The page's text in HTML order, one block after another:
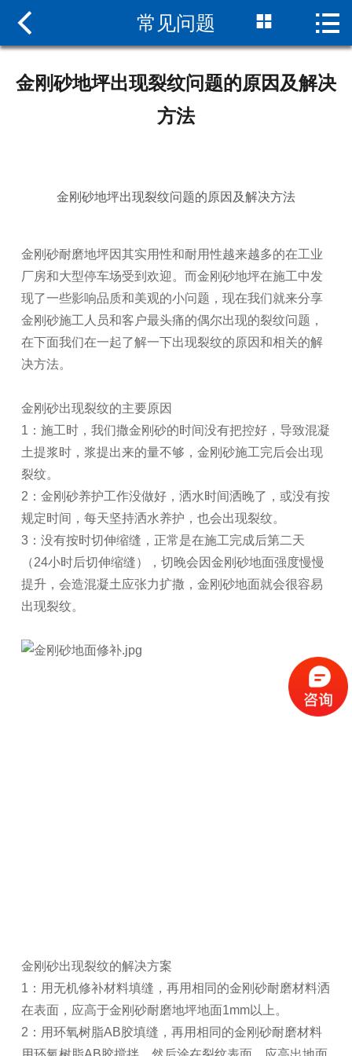
网站首页
联系我们
 常见问题  
金刚砂地坪出现裂纹问题的原因及解决
方法
金刚砂地坪出现裂纹问题的原因及解决方法
金刚砂耐磨地坪因其实用性和耐用性越来越多的在工业
厂房和大型停车场受到欢迎。而金刚砂地坪在施工中发
现了一些影响品质和美观的小问题，现在我们就来分享
金刚砂施工人员和客户最头痛的偶尔出现的裂纹问题，
在下面我们在一起了解一下出现裂纹的原因和相关的解
决方法。
金刚砂出现裂纹的主要原因
1：施工时，我们撒金刚砂的时间没有把控好，导致混凝
土提浆时，浆提出来的量不够，金刚砂施工完后会出现
裂纹。
2：金刚砂养护工作没做好，洒水时间洒晚了，或没有按
规定时间，每天坚持洒水养护，也会出现裂纹。
3：没有按时切伸缩缝，正常是在施工完成后第二天
（24小时后切伸缩缝），切晚会因金刚砂地面强度慢慢
提升，会造混凝土应张力扩撒，金刚砂地面就会很容易
出现裂纹。
金刚砂出现裂纹的解决方案
1：用无机修补材料填缝，再用相同的金刚砂耐磨材料洒
在表面，应高于金刚砂耐磨地坪地面1mm以上。
2：用环氧树脂AB胶填缝，再用相同的金刚砂耐磨材料